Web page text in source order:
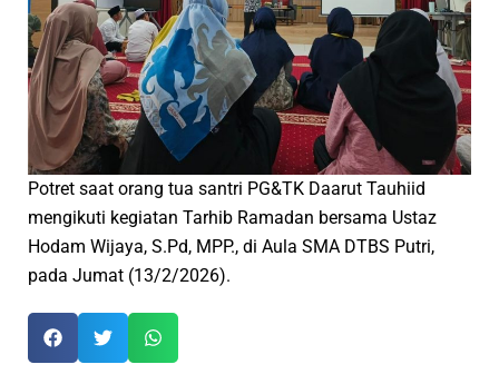
Potret saat orang tua santri PG&TK Daarut Tauhiid
mengikuti kegiatan Tarhib Ramadan bersama Ustaz
Hodam Wijaya, S.Pd, MPP., di Aula SMA DTBS Putri,
pada Jumat (13/2/2026).